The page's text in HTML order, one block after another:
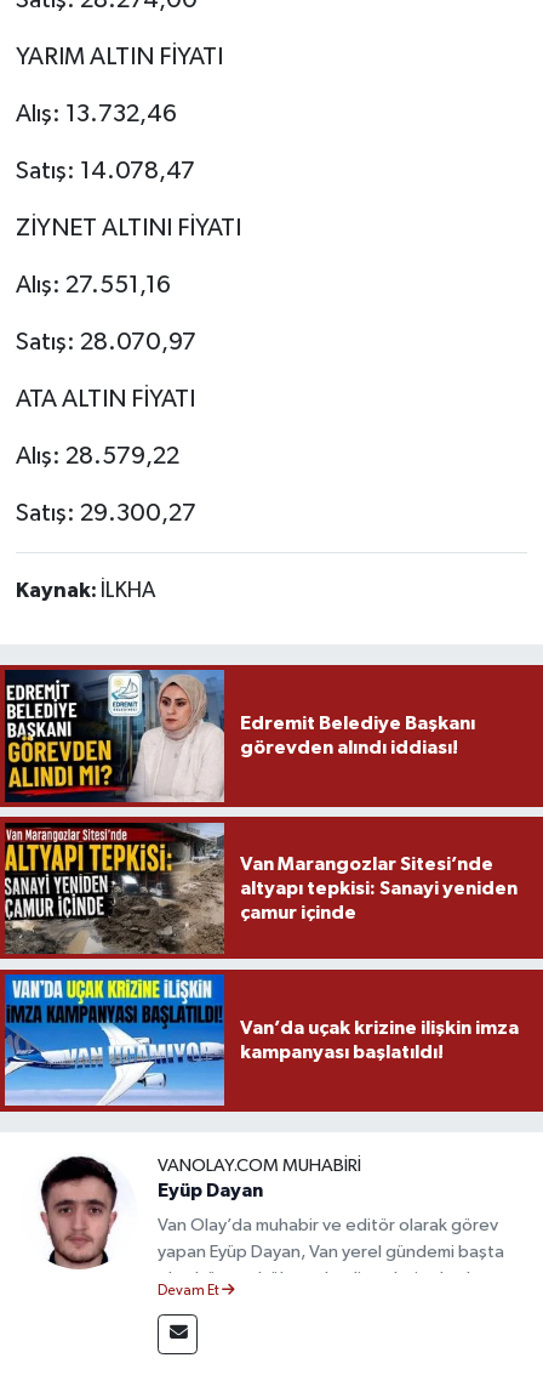
YARIM ALTIN FİYATI
Alış: 13.732,46
Satış: 14.078,47
ZİYNET ALTINI FİYATI
Alış: 27.551,16
Satış: 28.070,97
ATA ALTIN FİYATI
Alış: 28.579,22
Satış: 29.300,27
Kaynak: İLKHA
Edremit Belediye Başkanı
görevden alındı iddiası!
Van Marangozlar Sitesi’nde
altyapı tepkisi: Sanayi yeniden
çamur içinde
Van’da uçak krizine ilişkin imza
kampanyası başlatıldı!
VANOLAY.COM MUHABIRI
Eyüp Dayan
Van Olay’da muhabir ve editör olarak görev
yapan Eyüp Dayan, Van yerel gündemi başta
olmak üzere bölgesel gelişmeleri sahadan
deneyimiyle doğruluk, tarafsızlık ve etik ilkeleri
esas alan Dayan, güvenilir kaynaklara dayalı
Devam Et